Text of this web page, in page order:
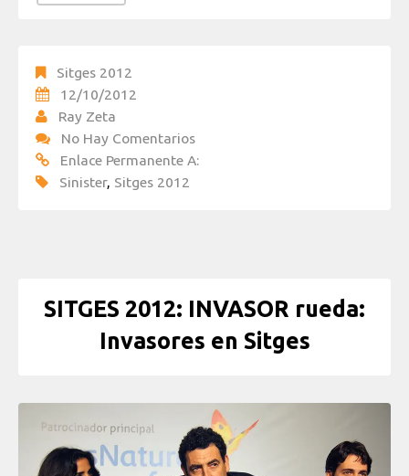
Sitges 2012
12/10/2012
Ray Zeta
No Hay Comentarios
Enlace Permanente A:
Sinister, Sitges 2012
SITGES 2012: INVASOR rueda:
Invasores en Sitges